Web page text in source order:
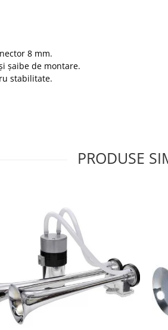
8 mm.
șaibe de montare.
stabilitate.
PRODUSE